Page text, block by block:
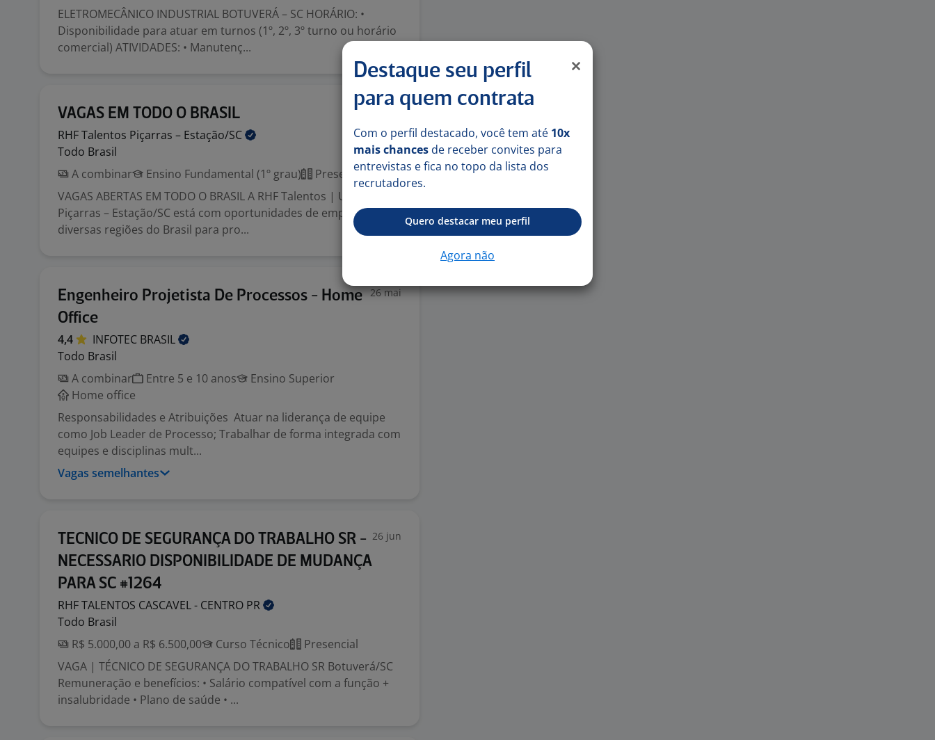
ELETROMECÂNICO INDUSTRIAL BOTUVERÁ – SC HORÁRIO: •
Disponibilidade para atuar em turnos (1º, 2º, 3º turno ou horário
comercial) ATIVIDADES: • Manutenç...
VAGAS EM TODO O BRASIL
RHF Talentos Piçarras – Estação/SC
Todo Brasil
A combinar
Ensino Fundamental (1º grau)
Presencial
VAGAS ABERTAS EM TODO O BRASIL A RHF Talentos | Unidade
Piçarras – Estação/SC está com oportunidades de emprego em
diversas regiões do Brasil para pro...
Engenheiro Projetista De Processos - Home
Office
26 mai
4,4 INFOTEC BRASIL
Todo Brasil
A combinar
Entre 5 e 10 anos
Ensino Superior
Home office
Responsabilidades e Atribuições Atuar na liderança de equipe
como Job Leader de Processo; Trabalhar de forma integrada com
equipes e disciplinas mult...
Vagas semelhantes
TECNICO DE SEGURANÇA DO TRABALHO SR -
NECESSARIO DISPONIBILIDADE DE MUDANÇA
PARA SC #1264
26 jun
RHF TALENTOS CASCAVEL - CENTRO PR
Todo Brasil
R$ 5.000,00 a R$ 6.500,00
Curso Técnico
Presencial
VAGA | TÉCNICO DE SEGURANÇA DO TRABALHO SR Botuverá/SC
Remuneração e benefícios: • Salário compatível com a função +
insalubridade • Plano de saúde • ...
Destaque seu perfil
para quem contrata
Com o perfil destacado, você tem até 10x
mais chances de receber convites para
entrevistas e fica no topo da lista dos
recrutadores.
Quero destacar meu perfil
Agora não